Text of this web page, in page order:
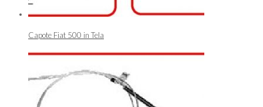
Capote Fiat 500 in Tela